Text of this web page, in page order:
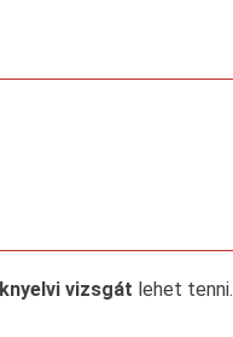
vizsgát lehet tenni.